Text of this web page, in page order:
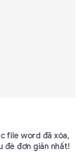
file word đã xóa,
đè đơn giản nhất!